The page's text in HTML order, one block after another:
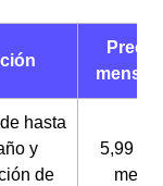
Precio
hasta
y
de
5,99 €
mes*